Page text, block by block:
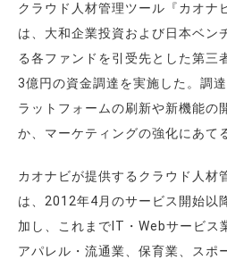
クラウド人材管理ツール『カオナ
は、大和企業投資および日本ベン
る各ファンドを引受先とした第三
3億円の資金調達を実施した。調
ラットフォームの刷新や新機能の
か、マーケティングの強化にあて
カオナビが提供するクラウド人材
は、2012年4月のサービス開始以
加し、これまでIT・Webサービス
アパレル・流通業、保育業、スポ